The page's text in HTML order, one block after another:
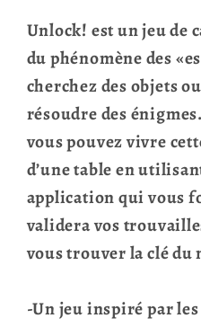
Unlock! est un jeu de
du phénomène des
cherchez des objets
résoudre des
vous pouvez vivre
d’une table en
application qui vous
validera vos
vous trouver la clé du
-Un jeu inspiré par les